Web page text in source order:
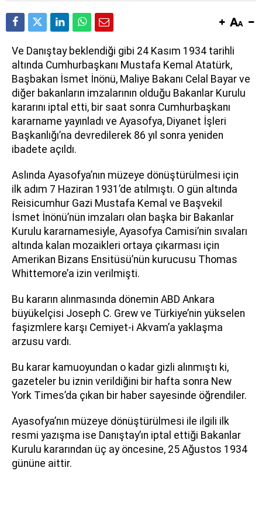
Ve Danıştay beklendiği gibi 24 Kasım 1934 tarihli
altında Cumhurbaşkanı Mustafa Kemal Atatürk,
Başbakan İsmet İnönü, Maliye Bakanı Celal Bayar ve
diğer bakanların imzalarının olduğu Bakanlar Kurulu
kararını iptal etti, bir saat sonra Cumhurbaşkanı
kararname yayınladı ve Ayasofya, Diyanet İşleri
Başkanlığı’na devredilerek 86 yıl sonra yeniden
ibadete açıldı.
Aslında Ayasofya’nın müzeye dönüştürülmesi için
ilk adım 7 Haziran 1931’de atılmıştı. O gün altında
Reisicumhur Gazi Mustafa Kemal ve Başvekil
İsmet İnönü’nün imzaları olan başka bir Bakanlar
Kurulu kararnamesiyle, Ayasofya Camisi’nin sıvaları
altında kalan mozaikleri ortaya çıkarması için
Amerikan Bizans Ensitüsü’nün kurucusu Thomas
Whittemore’a izin verilmişti.
Bu kararın alınmasında dönemin ABD Ankara
büyükelçisi Joseph C. Grew ve Türkiye’nin yükselen
faşizmlere karşı Cemiyet-i Akvam’a yaklaşma
arzusu vardı.
Bu karar kamuoyundan o kadar gizli alınmıştı ki,
gazeteler bu iznin verildiğini bir hafta sonra New
York Times’da çıkan bir haber sayesinde öğrendiler.
Ayasofya’nın müzeye dönüştürülmesi ile ilgili ilk
resmi yazışma ise Danıştay’ın iptal ettiği Bakanlar
Kurulu kararından üç ay öncesine, 25 Ağustos 1934
gününe aittir.